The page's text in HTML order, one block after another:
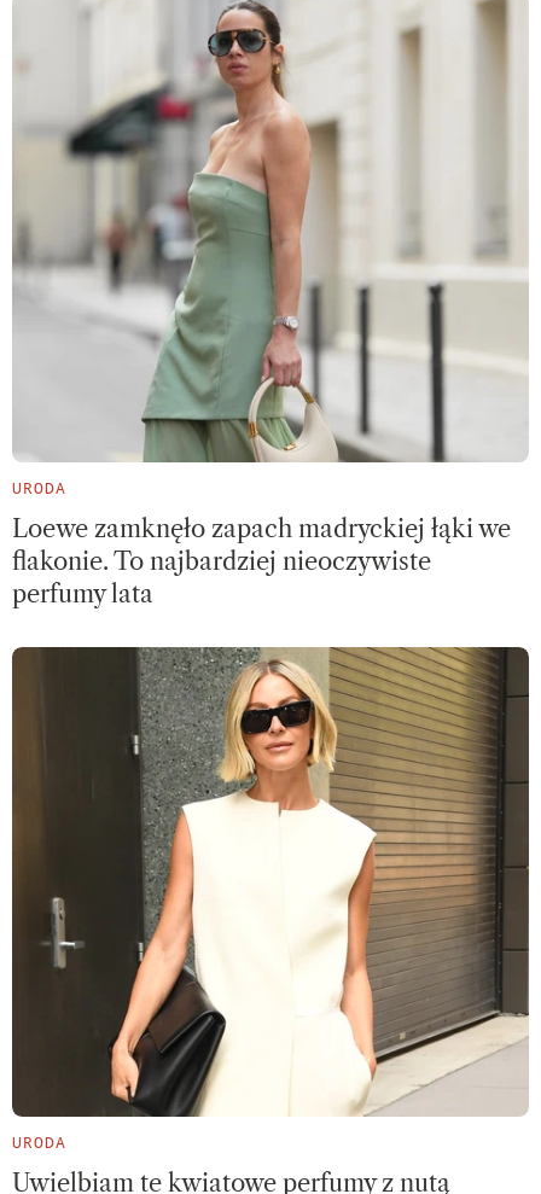
URODA
Loewe zamknęło zapach madryckiej łąki we
flakonie. To najbardziej nieoczywiste
perfumy lata
URODA
Uwielbiam te kwiatowe perfumy z nutą